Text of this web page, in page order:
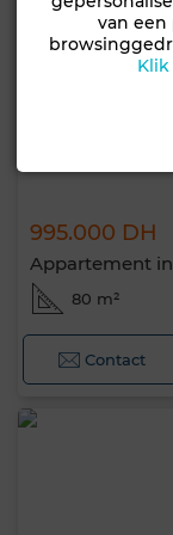
995.000 DH
Appartement
80 m²
Contact
van een